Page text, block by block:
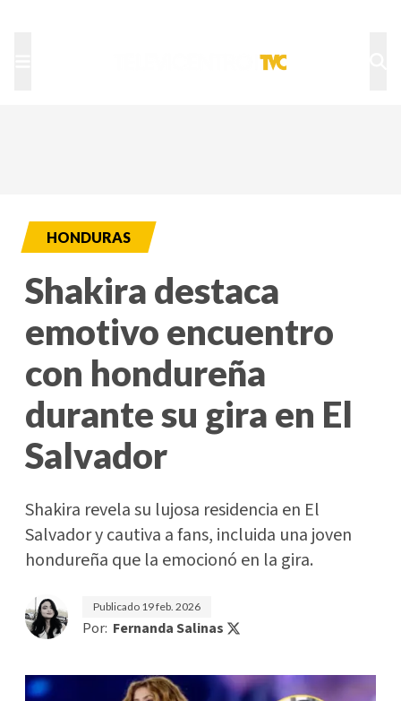
HONDURAS
Shakira destaca
emotivo encuentro
con hondureña
durante su gira en El
Salvador
Shakira revela su lujosa residencia en El
Salvador y cautiva a fans, incluida una joven
hondureña que la emocionó en la gira.
Publicado 19 feb. 2026
Por: Fernanda Salinas